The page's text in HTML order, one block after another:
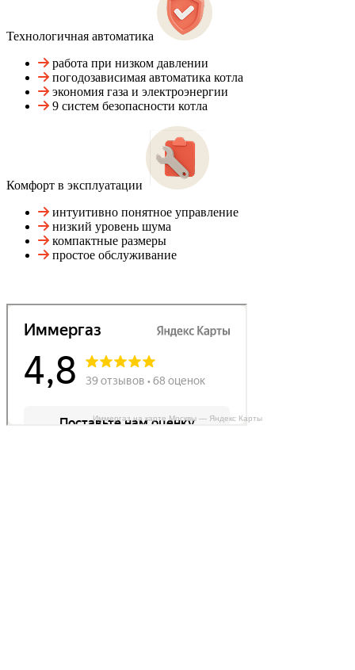
Технологичная автоматика
работа при низком давлении
погодозависимая автоматика котла
экономия газа и электроэнергии
9 систем безопасности котла
Комфорт в эксплуатации
интуитивно понятное управление
низкий уровень шума
компактные размеры
простое обслуживание
Иммергаз на карте Москвы — Яндекс Карты